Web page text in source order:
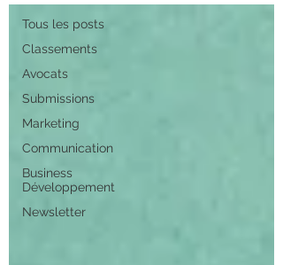
Tous les posts
Classements
Avocats
Submissions
Marketing
Communication
Business
Développement
Newsletter